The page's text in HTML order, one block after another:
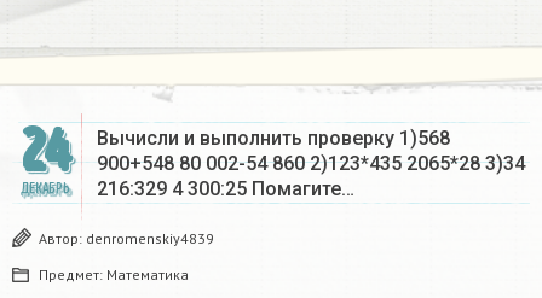
24
ДЕКАБРЬ
Вычисли и выполнить проверку 1)568
900+548 80 002-54 860 2)123*435 2065*28 3)34
216:329 4 300:25 Помагите…
Автор: denromenskiy4839
Предмет: Математика